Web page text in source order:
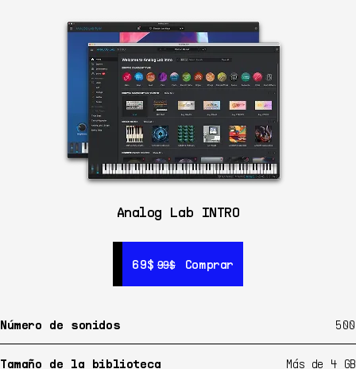
Analog Lab INTRO
69$ 99$ Comprar
69$ 99$ Comprar
Número de sonidos 500
Tamaño de la biblioteca Más de 4 GB